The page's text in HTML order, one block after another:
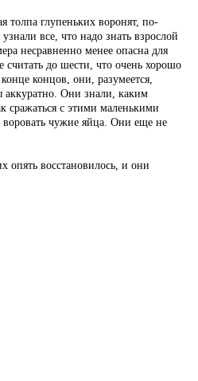
толпа глупеньких воронят, по-
все, что надо знать взрослой
несравненно менее опасна для
до шести, что очень хорошо
концов, они, разумеется,
аккуратно. Они знали, каким
сражаться с этими маленькими
чужие яйца. Они еще не
опять восстановилось, и они